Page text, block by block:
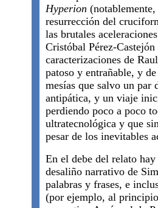
Hyperion
resurrección del
las brutales
Cristóbal Pérez-
caracterizaciones de
patoso y entrañable, y
mesías que salvo un par
antipática, y un viaje
perdiendo poco a poco
ultratecnológica y que
pesar de los inevitables
En el debe del relato
desaliño narrativo de
palabras y frases, e
(por ejemplo, al